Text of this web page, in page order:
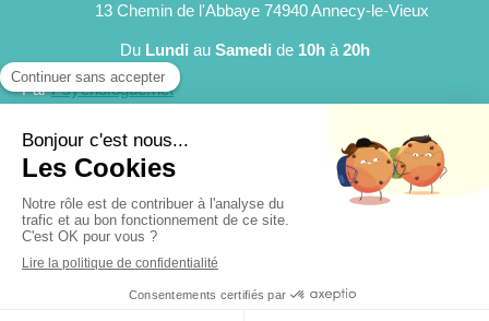
Souhaitez-vous un rendez-vous ?
13 Chemin de l'Abbaye 74940 Annecy-le-Vieux
Du Lundi au Samedi de 10hà 20h
ParPsychologue.net
©2022 Sarl CARING IN-SPIRE
Création et référencement du site par Simplébo